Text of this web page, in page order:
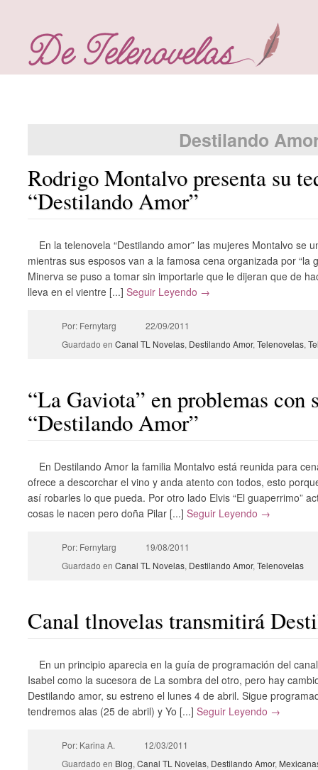
Destilando
Rodrigo Montalvo presenta su
“Destilando Amor”
En la telenovela “Destilando amor” las mujeres Montalvo se
mientras sus esposos van a la famosa cena organizada por “la
Minerva se puso a tomar sin importarle que le dijeran que de
lleva en el vientre [...]Seguir Leyendo →
Por: Fernytarg
22/09/2011
Guardado en Canal TL Novelas, Destilando Amor, Telenovelas,
“La Gaviota” en problemas con
“Destilando Amor”
En Destilando Amor la familia Montalvo está reunida para
ofrece a descorchar el vino y anda atento con todos, esto
así robarles lo que pueda. Por otro lado Elvis “El guaperrimo”
cosas le nacen pero doña Pilar [...]Seguir Leyendo →
Por: Fernytarg
19/08/2011
Guardado en Canal TL Novelas, Destilando Amor, Telenovelas
Canal tlnovelas transmitirá
En un principio aparecia en la guía de programación del
Isabel como la sucesora de La sombra del otro, pero hay
Destilando amor, su estreno el lunes 4 de abril. Sigue
tendremos alas (25 de abril) y Yo [...]Seguir Leyendo →
Por: Karina A.
12/03/2011
Guardado en Blog, Canal TL Novelas, Destilando Amor,